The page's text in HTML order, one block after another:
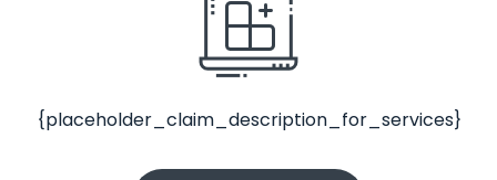
{placeholder_claim_description_for_services}